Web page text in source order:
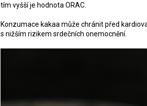
tím vyšší je hodnota ORAC.
Konzumace kakaa může chránit před
s nižším rizikem srdečních onemocnění.